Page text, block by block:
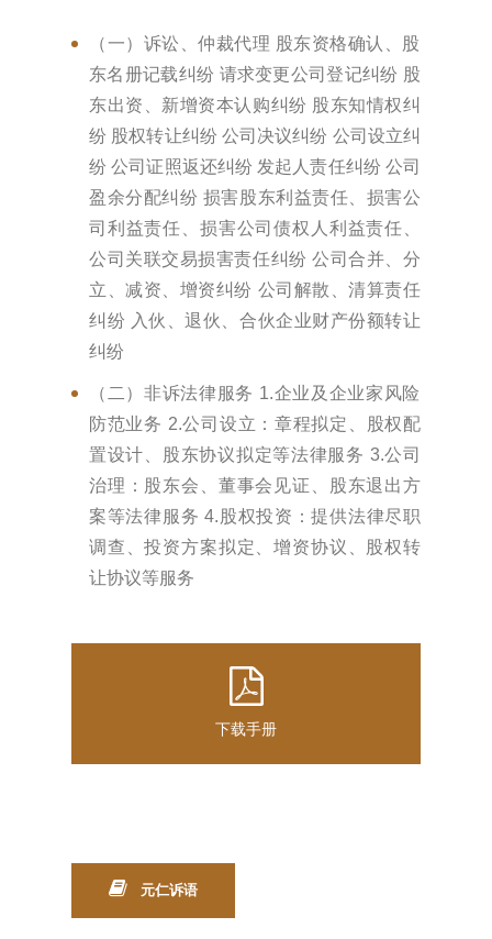
（一）诉讼、仲裁代理 股东资格确认、股
东名册记载纠纷 请求变更公司登记纠纷 股
东出资、新增资本认购纠纷 股东知情权纠
纷 股权转让纠纷 公司决议纠纷 公司设立纠
纷 公司证照返还纠纷 发起人责任纠纷 公司
盈余分配纠纷 损害股东利益责任、损害公
司利益责任、损害公司债权人利益责任、
公司关联交易损害责任纠纷 公司合并、分
立、减资、增资纠纷 公司解散、清算责任
纠纷 入伙、退伙、合伙企业财产份额转让
纠纷
（二）非诉法律服务 1.企业及企业家风险
防范业务 2.公司设立：章程拟定、股权配
置设计、股东协议拟定等法律服务 3.公司
治理：股东会、董事会见证、股东退出方
案等法律服务 4.股权投资：提供法律尽职
调查、投资方案拟定、增资协议、股权转
让协议等服务
下载手册
元仁诉语